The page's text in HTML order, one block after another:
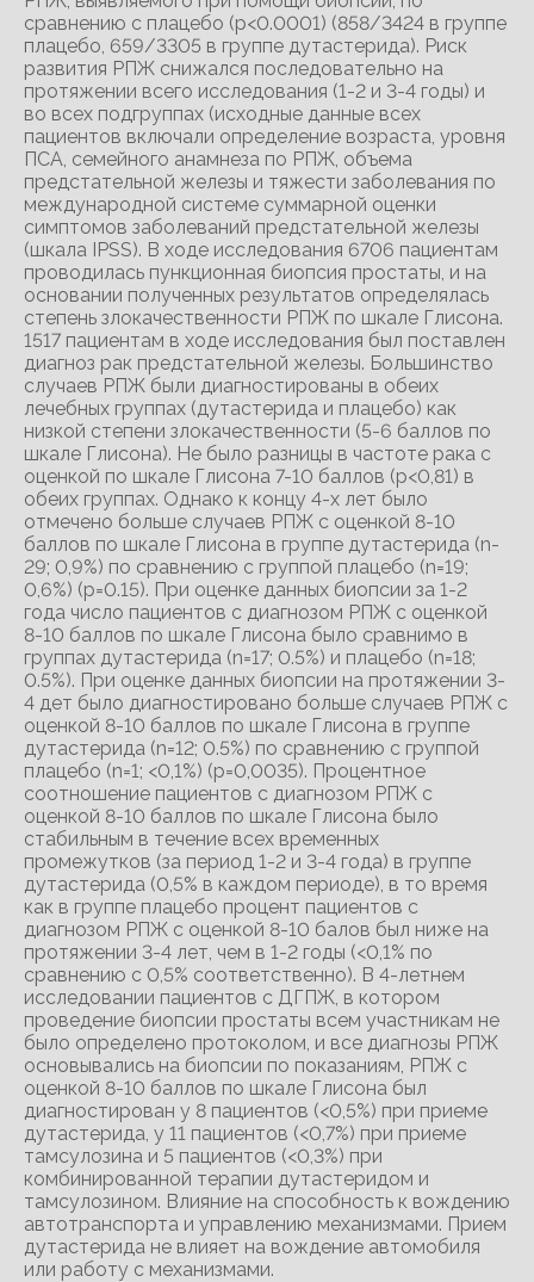
сравнению с плацебо (р<0.0001) (858/3424 в группе
плацебо, 659/3305 в группе дутастерида). Риск
развития РПЖ снижался последовательно на
протяжении всего исследования (1-2 и 3-4 годы) и
во всех подгруппах (исходные данные всех
пациентов включали определение возраста, уровня
ПСА, семейного анамнеза по РПЖ, объема
предстательной железы и тяжести заболевания по
международной системе суммарной оценки
симптомов заболеваний предстательной железы
(шкала IPSS). В ходе исследования 6706 пациентам
проводилась пункционная биопсия простаты, и на
основании полученных результатов определялась
степень злокачественности РПЖ по шкале Глисона.
1517 пациентам в ходе исследования был поставлен
диагноз рак предстательной железы. Большинство
случаев РПЖ были диагностированы в обеих
лечебных группах (дутастерида и плацебо) как
низкой степени злокачественности (5-6 баллов по
шкале Глисона). He было разницы в частоте рака с
оценкой по шкале Глисона 7-10 баллов (р<0,81) в
обеих группах. Однако к концу 4-х лет было
отмечено больше случаев РПЖ с оценкой 8-10
баллов по шкале Глисона в группе дутастерида (n-
29; 0,9%) по сравнению с группой плацебо (n=19;
0,6%) (р=0.15). При оценке данных биопсии за 1-2
года число пациентов с диагнозом РПЖ с оценкой
8-10 баллов по шкале Глисона было сравнимо в
группах дутастерида (n=17; 0.5%) и плацебо (n=18;
0.5%). При оценке данных биопсии на протяжении 3-
4 дет было диагностировано больше случаев РПЖ с
оценкой 8-10 баллов по шкале Глисона в группе
дутастерида (n=12; 0.5%) по сравнению с группой
плацебо (n=1; <0,1%) (р=0,0035). Процентное
соотношение пациентов с диагнозом РПЖ с
оценкой 8-10 баллов по шкале Глисона было
стабильным в течение всех временных
промежутков (за период 1-2 и 3-4 года) в группе
дутастерида (0,5% в каждом периоде), в то время
как в группе плацебо процент пациентов с
диагнозом РПЖ с оценкой 8-10 балов был ниже на
протяжении 3-4 лет, чем в 1-2 годы (<0,1% по
сравнению с 0,5% соответственно). В 4-летнем
исследовании пациентов с ДГПЖ, в котором
проведение биопсии простаты всем участникам не
было определено протоколом, и все диагнозы РПЖ
основывались на биопсии по показаниям, РПЖ с
оценкой 8-10 баллов по шкале Глисона был
диагностирован у 8 пациентов (<0,5%) при приеме
дутастерида, у 11 пациентов (<0,7%) при приеме
тамсулозина и 5 пациентов (<0,3%) при
комбинированной терапии дутастеридом и
тамсулозином. Влияние на способность к вождению
автотранспорта и управлению механизмами. Прием
дутастерида не влияет на вождение автомобиля
или работу с механизмами.